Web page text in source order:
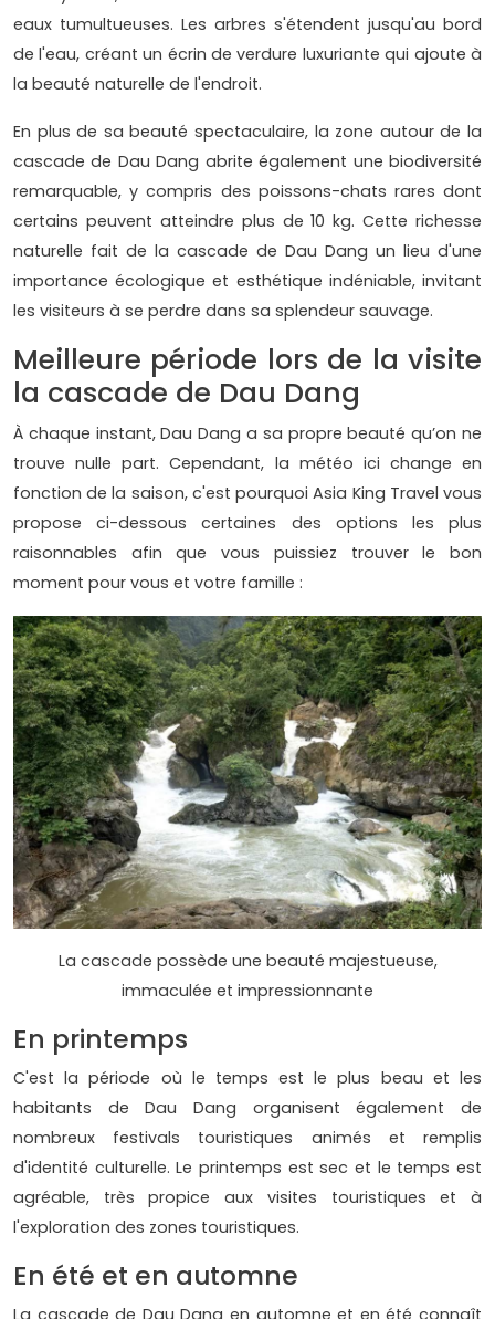
eaux tumultueuses. Les arbres s'étendent jusqu'au bord
de l'eau, créant un écrin de verdure luxuriante qui ajoute à
la beauté naturelle de l'endroit.
En plus de sa beauté spectaculaire, la zone autour de la
cascade de Dau Dang abrite également une biodiversité
remarquable, y compris des poissons-chats rares dont
certains peuvent atteindre plus de 10 kg. Cette richesse
naturelle fait de la cascade de Dau Dang un lieu d'une
importance écologique et esthétique indéniable, invitant
les visiteurs à se perdre dans sa splendeur sauvage.
Meilleure période lors de la visite
la cascade de Dau Dang
À chaque instant, Dau Dang a sa propre beauté qu’on ne
trouve nulle part. Cependant, la météo ici change en
fonction de la saison, c'est pourquoi Asia King Travel vous
propose ci-dessous certaines des options les plus
raisonnables afin que vous puissiez trouver le bon
moment pour vous et votre famille :
La cascade possède une beauté majestueuse,
immaculée et impressionnante
En printemps
C'est la période où le temps est le plus beau et les
habitants de Dau Dang organisent également de
nombreux festivals touristiques animés et remplis
d'identité culturelle. Le printemps est sec et le temps est
agréable, très propice aux visites touristiques et à
l'exploration des zones touristiques.
En été et en automne
La cascade de Dau Dang en automne et en été connaît